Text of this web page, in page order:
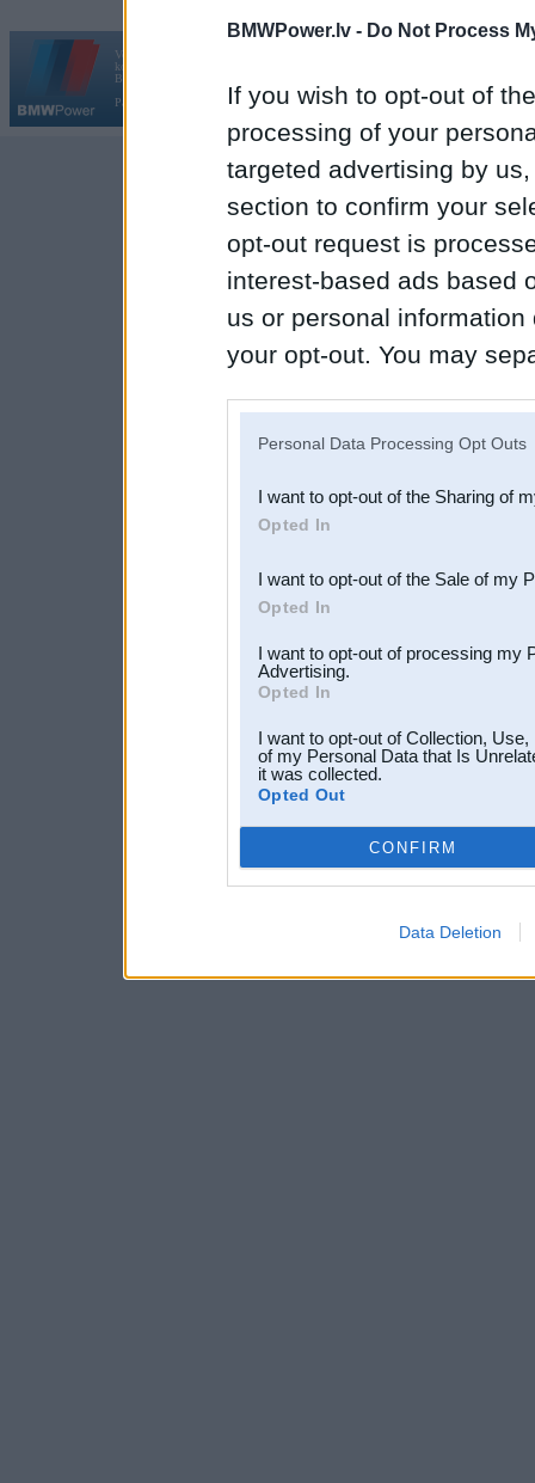
BMWPower.lv - Do Not Process
If you wish to opt-out of
processing of your
targeted advertising by
section to confirm your
opt-out request is
interest-based ads based
us or personal
your opt-out. You may
Downstream Participants
third parties.
Personal Data Processing Opt Outs
I want to opt-out of the Sharing of
Opted In
I want to opt-out of the Sale of my
Opted In
I want to opt-out of processing my
Advertising.
Opted In
I want to opt-out of Collection,
of my Personal Data that Is
it was collected.
Opted Out
CONFIRM
Data Deletion
Vortāls BMWPower.lv darbojas
kopš 2002. gada 14. maija. Tas nav auto klubs un nav saistīts ar
BMW AG.
Par BMWPower
Kontakti |Reklāma